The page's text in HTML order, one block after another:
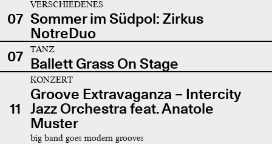
07
VERSCHIEDENES
Sommer im Südpol: Zirkus
NotreDuo
07
TANZ
Ballett Grass On Stage
11
KONZERT
Groove Extravaganza – Intercity
Jazz Orchestra feat. Anatole
Muster
big band goes modern grooves